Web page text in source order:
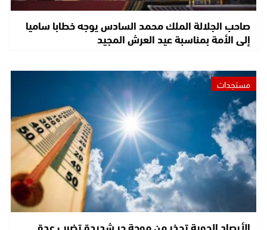
صاحب الجلالة الملك محمد السادس يوجه خطابا ساميا
إلى الأمة بمناسبة عيد العرش المجيد
مستجدات